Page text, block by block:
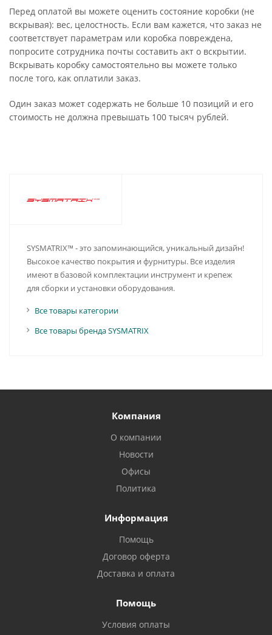
Перед оплатой вы можете оценить состояние коробки (не
вскрывая): вес, целостность. Если вам кажется, что заказ не
соответствует параметрам или коробка повреждена,
попросите сотрудника почты составить акт о вскрытии.
Вскрывать коробку самостоятельно вы можете только
после того, как оплатили заказ.
Один заказ может содержать не больше 10 позиций и его
стоимость не должна превышать 100 тысяч рублей.
SYSMATRIX™ - это запоминающийся, уникальный дизайн!
Высокое качество покрытия и фурнитуры. Все изделия
имеют в базовой комплектации инструмент и крепеж
для сборки и установки оборудования.
Все товары категории
Все товары бренда SYSMATRIX
Компания
О компании
Новости
Офисы
Политика
Информация
Помощь
Договор оферта
Доставка и оплата
Помощь
Условия оплаты